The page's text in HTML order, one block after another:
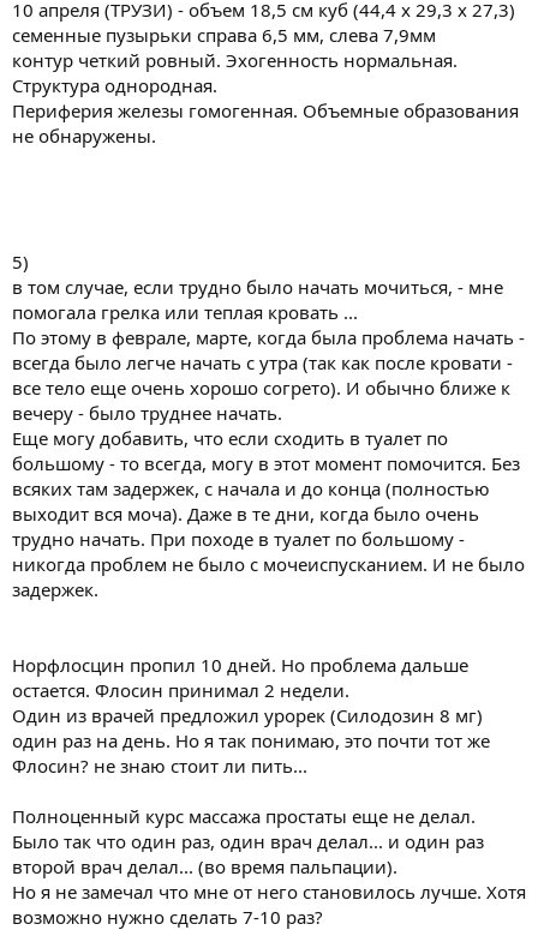
10 апреля (ТРУЗИ) - объем 18,5 см куб (44,4 х 29,3 х 27,3)
семенные пузырьки справа 6,5 мм, слева 7,9мм
контур четкий ровный. Эхогенность нормальная.
Структура однородная.
Периферия железы гомогенная. Объемные образования
не обнаружены.
5)
в том случае, если трудно было начать мочиться, - мне
помогала грелка или теплая кровать ...
По этому в феврале, марте, когда была проблема начать -
всегда было легче начать с утра (так как после кровати -
все тело еще очень хорошо согрето). И обычно ближе к
вечеру - было труднее начать.
Еще могу добавить, что если сходить в туалет по
большому - то всегда, могу в этот момент помочится. Без
всяких там задержек, с начала и до конца (полностью
выходит вся моча). Даже в те дни, когда было очень
трудно начать. При походе в туалет по большому -
никогда проблем не было с мочеиспусканием. И не было
задержек.
Норфлосцин пропил 10 дней. Но проблема дальше
остается. Флосин принимал 2 недели.
Один из врачей предложил урорек (Силодозин 8 мг)
один раз на день. Но я так понимаю, это почти тот же
Флосин? не знаю стоит ли пить...
Полноценный курс массажа простаты еще не делал.
Было так что один раз, один врач делал... и один раз
второй врач делал... (во время пальпации).
Но я не замечал что мне от него становилось лучше. Хотя
возможно нужно сделать 7-10 раз?